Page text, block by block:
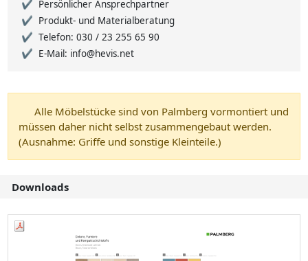
Persönlicher Ansprechpartner
Produkt- und Materialberatung
Telefon: 030 / 23 255 65 90
E-Mail: info@hevis.net
Alle Möbelstücke sind von Palmberg vormontiert und
müssen daher nicht selbst zusammengebaut werden.
(Ausnahme: Griffe und sonstige Kleinteile.)
Downloads